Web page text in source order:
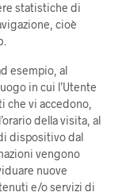
statistiche di
cioè
esempio, al
in cui l’Utente
che vi accedono,
della visita, al
dispositivo dal
vengono
nuove
e/o servizi di